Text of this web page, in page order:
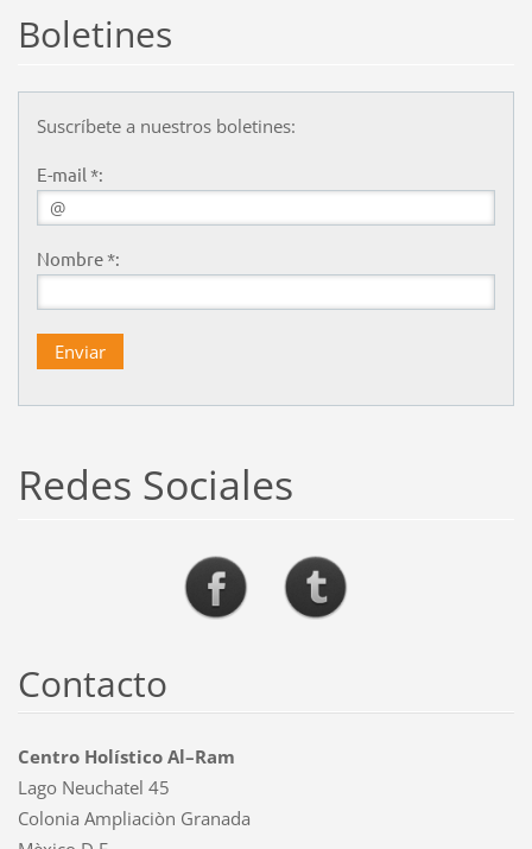
Boletines
Suscríbete a nuestros boletines:
E-mail *:
Nombre *:
Redes Sociales
Contacto
Centro Holístico Al–Ram
Lago Neuchatel 45
Colonia Ampliaciòn Granada